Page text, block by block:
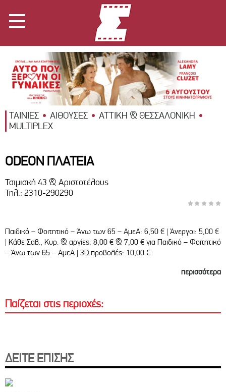
ΤΑΙΝΙΕΣ ΑΙΘΟΥΣΕΣ
ΑΤΤΙΚΗ & ΘΕΣΣΑΛΟΝΙΚΗ
MULTIPLEX
ODEON ΠΛΑΤΕΙΑ
Τσιμισκή 43 & Αριστοτέλους
Τηλ.: 2310-290290
Παιδικό – Φοιτητικό – Άνω των 65 – ΑμεΑ: 6,50 € | Άνεργοι: 5,00 €
| Κάθε Σαβ., Κυρ. & αργίες: 8,00 € & 7,00 € για Παιδικό – Φοιτητικό
– Άνω των 65 – ΑμεΑ | 3D προβολές: 10,00 €
περισσότερα
Παίζεται στις περιοχές:
ΔΕΙΤΕ ΕΠΙΣΗΣ